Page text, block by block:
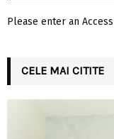
Please enter an
CELE MAI CITITE